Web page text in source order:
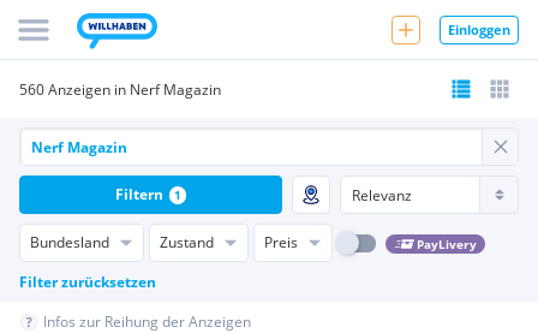
Einloggen
560 Anzeigen in Nerf Magazin
Bundesland Zustand Preis PayLivery
Filter zurücksetzen
Filtern 1
Infos zur Reihung der Anzeigen